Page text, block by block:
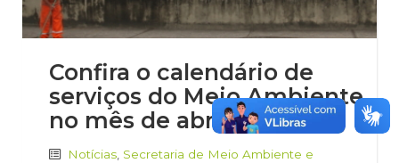
Confira o calendário de
serviços do Meio Ambiente
no mês de abril
Notícias Secretaria de Meio Ambiente e